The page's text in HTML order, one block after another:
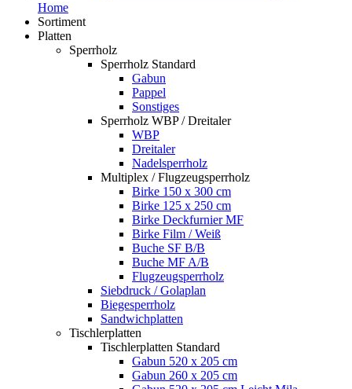
Home
Sortiment
Platten
Sperrholz
Sperrholz Standard
Gabun
Pappel
Sonstiges
Sperrholz WBP / Dreitaler
WBP
Dreitaler
Nadelsperrholz
Multiplex / Flugzeugsperrholz
Birke 150 x 300 cm
Birke 125 x 250 cm
Birke Deckfurnier MF
Birke Film / Weiß
Buche SF B/B
Buche MF A/B
Flugzeugsperrholz
Siebdruck / Golaplan
Biegesperrholz
Sandwichplatten
Tischlerplatten
Tischlerplatten Standard
Gabun 520 x 205 cm
Gabun 260 x 205 cm